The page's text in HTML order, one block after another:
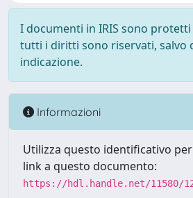
I documenti in IRIS sono
tutti i diritti sono riservati, salvo
indicazione.
Informazioni
Utilizza questo identificativo
link a questo documento:
https://hdl.handle.net/11580/